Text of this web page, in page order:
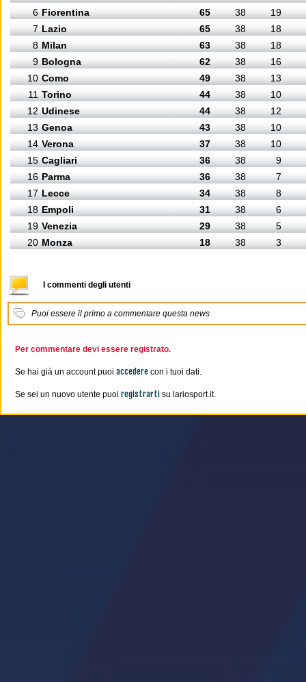
6 Fiorentina 65 38
19
7 Lazio 65 38
18
8 Milan 63 38
18
9 Bologna 62 38
16
10 Como 49 38
13
11 Torino 44 38
10
12 Udinese 44 38
12
13 Genoa 43 38
10
14 Verona 37 38
10
15 Cagliari 36 38
9
16 Parma 36 38
7
17 Lecce 34 38
8
18 Empoli 31 38
6
19 Venezia 29 38
5
20 Monza 18 38 3
I commenti degli utenti
Puoi essere il primo a commentare questa news
Per commentare devi essere registrato.
Se hai già un account puoi accedere con i tuoi dati.
Se sei un nuovo utente puoi registrarti su lariosport.it.